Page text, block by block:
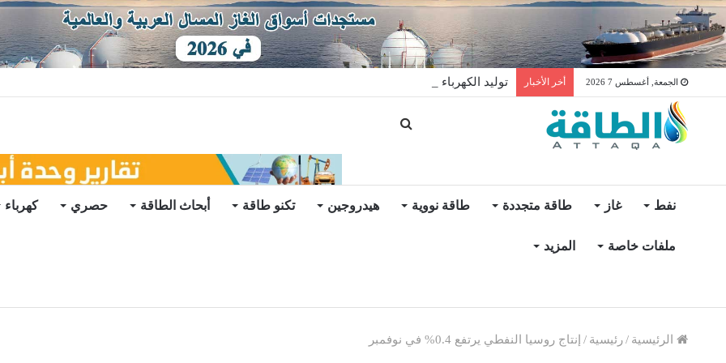
الجمعة, أغسطس 7 2026 أخر الأخبار توليد الكهرباء بالغاز في الإمارات يرتفع للعام الثاني
نفط غاز طاقة متجددة طاقة نووية هيدروجين تكنو طاقة أبحاث الطاقة حصري كهرباء
ملفات خاصة المزيد
الرئيسية /رئيسية / إنتاج روسيا النفطي يرتفع 0.4% في نوفمبر